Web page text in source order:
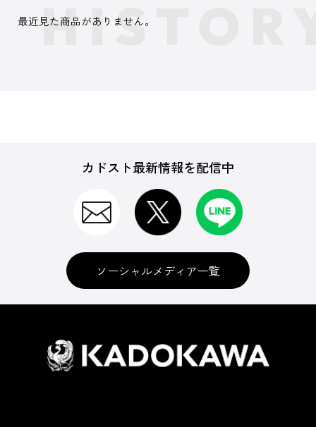
最近見た商品がありません。
カドスト最新情報を配信中
ソーシャルメディア一覧